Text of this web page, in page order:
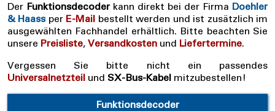
Der Funktionsdecoderkann direkt bei der Firma Doehler
& Haassper E-Mail bestellt werden und ist zusätzlich im
ausgewählten Fachhandel erhältlich. Bitte beachten Sie
unsere Preisliste, Versandkosten und Liefertermine.
Vergessen Sie bitte nicht ein passendes
Universalnetzteil und SX-Bus-Kabel mitzubestellen!
Funktionsdecoder